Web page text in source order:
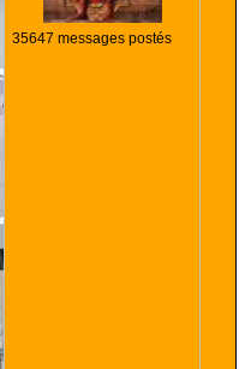
35647 messages postés